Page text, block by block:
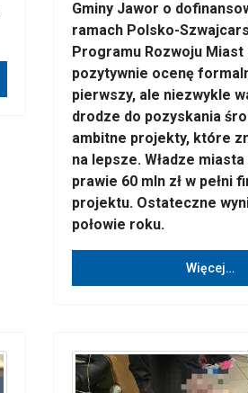
Gminy Jawor o
ramach Polsko-
Programu Rozwoju Miast
pozytywnie ocenę
pierwszy, ale niezwykle
drodze do pozyskania
ambitne projekty, które
na lepsze. Władze
prawie 60 mln zł w pełni
projektu. Ostateczne
połowie roku.
Więcej…